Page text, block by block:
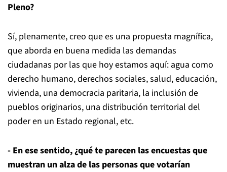
Pleno?
Sí, plenamente, creo que es una propuesta magnífica,
que aborda en buena medida las demandas
ciudadanas por las que hoy estamos aquí: agua como
derecho humano, derechos sociales, salud, educación,
vivienda, una democracia paritaria, la inclusión de
pueblos originarios, una distribución territorial del
poder en un Estado regional, etc.
- En ese sentido, ¿qué te parecen las encuestas que
muestran un alza de las personas que votarían